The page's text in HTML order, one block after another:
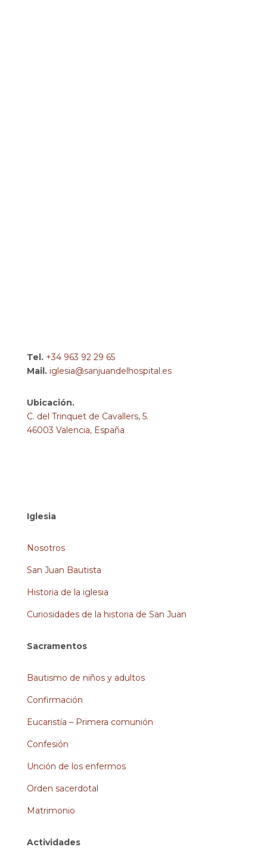
Tel. +34 963 92 29 65
Mail. iglesia@sanjuandelhospital.es
Ubicación.
C. del Trinquet de Cavallers, 5.
46003 Valencia, España
Iglesia
Nosotros
San Juan Bautista
Historia de la iglesia
Curiosidades de la historia de San Juan
Sacramentos
Bautismo de niños y adultos
Confirmación
Eucaristía – Primera comunión
Confesión
Unción de los enfermos
Orden sacerdotal
Matrimonio
Actividades